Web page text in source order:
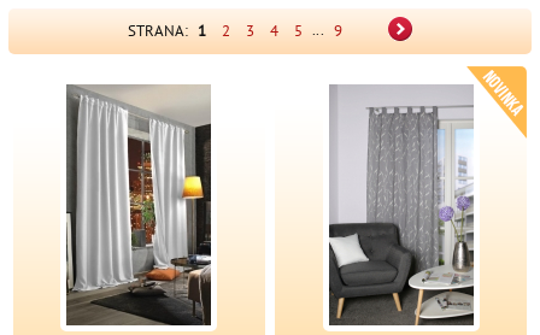
STRANA: 1 2 3 4 5 ... 9